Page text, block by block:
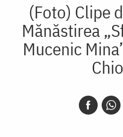
(Foto) Clipe
Mănăstirea
Mucenic